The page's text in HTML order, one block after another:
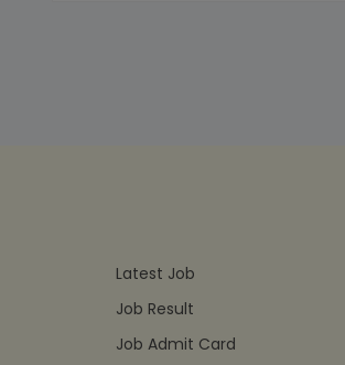
Latest Job
Job Result
Job Admit Card